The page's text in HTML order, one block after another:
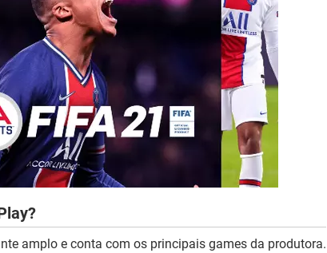
amplo e conta com os principais games da produtora.